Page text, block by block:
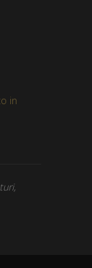
in